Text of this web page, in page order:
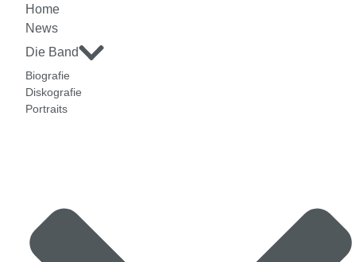
Home
News
Die Band
Biografie
Diskografie
Portraits